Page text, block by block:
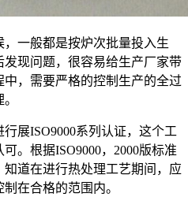
一般都是按炉次批量投入生
现问题，很容易给生产厂家带
，需要严格的控制生产的全过
ISO9000系列认证，这个工
。根据ISO9000，2000版标准
道在进行热处理工艺期间，应
在合格的范围内。